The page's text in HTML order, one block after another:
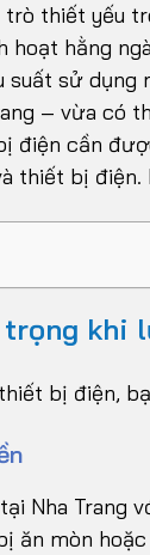
trò thiết yếu
hoạt hằng
suất sử
– vừa có
điện cần
thiết bị điện.
trọng khi
bị điện,
Nha Trang
ăn mòn